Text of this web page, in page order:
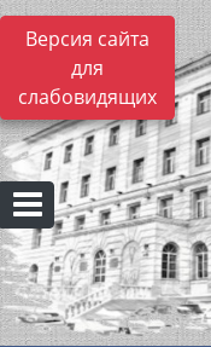
Версия сайта
для
слабовидящих